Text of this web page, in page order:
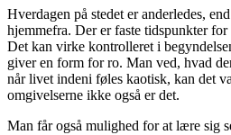
Hverdagen på stedet er anderledes,
hjemmefra. Der er faste tidspunkter
Det kan virke kontrolleret i
giver en form for ro. Man ved, hvad
når livet indeni føles kaotisk, kan det
omgivelserne ikke også er det.
Man får også mulighed for at lære sig